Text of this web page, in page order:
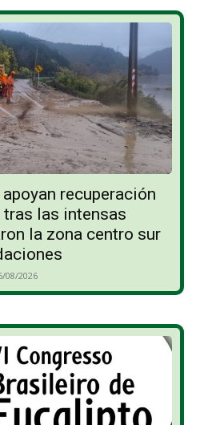
recuperación
las intensas
la zona centro sur
08/2026